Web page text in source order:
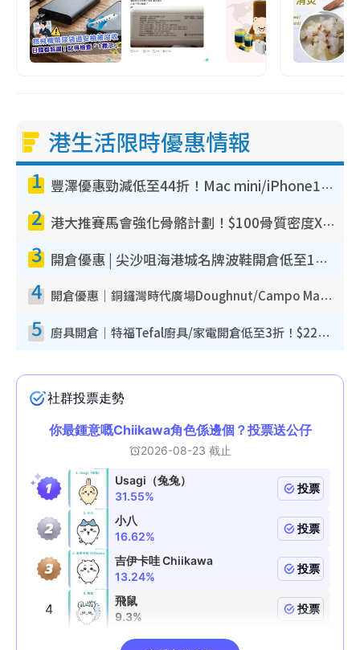
港生活限時優惠情報
1 豐澤優惠勁減低至44折！Mac mini/iPhone17Pro大減價！廚房家電$220起
2 港大推賽馬會強化骨骼計劃！$100骨質密度X光檢查 完成免費運動訓練送超市禮券！附參加資格
3 開倉優惠 | 尖沙咀海港城名牌波鞋開倉低至1折！On鞋$899起／Joy&Peace鞋履$98起
4 開倉優惠｜銅鑼灣時代廣場Doughnut/Campo Marzio開倉低至1折！背囊、書包、手袋劈價$200起
5 廚具開倉｜特福Tefal廚具/家電開倉低至3折！$220起買平底鍋/炒鑊/湯煲！電飯煲/吸塵機/燙斗$418起